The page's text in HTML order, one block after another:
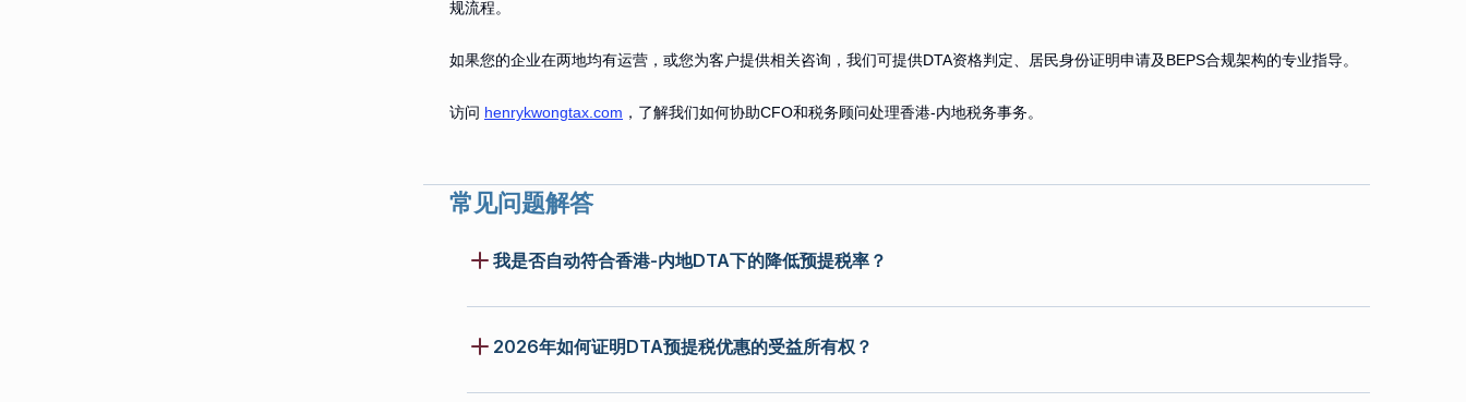
规流程。
如果您的企业在两地均有运营，或您为客户提供相关咨询，我们可提供DTA资格判定、居民身份证明申请及BEPS合规架构的专业指导。
访问 henrykwongtax.com ，了解我们如何协助CFO和税务顾问处理香港-内地税务事务。
常见问题解答
我是否自动符合香港-内地DTA下的降低预提税率？
2026年如何证明DTA预提税优惠的受益所有权？